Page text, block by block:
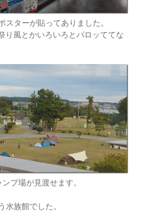
スターが貼ってありました。
り風とかいろいろとパロッててな
プ場が見渡せます。
水族館でした。